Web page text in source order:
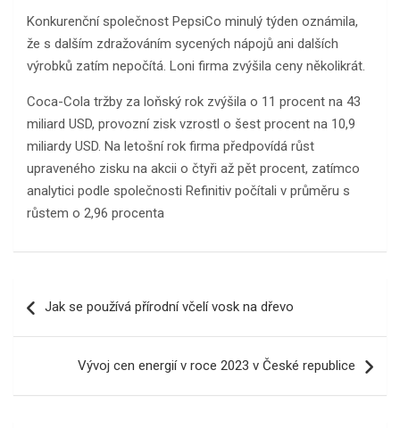
Konkurenční společnost PepsiCo minulý týden oznámila,
že s dalším zdražováním sycených nápojů ani dalších
výrobků zatím nepočítá. Loni firma zvýšila ceny několikrát.
Coca-Cola tržby za loňský rok zvýšila o 11 procent na 43
miliard USD, provozní zisk vzrostl o šest procent na 10,9
miliardy USD. Na letošní rok firma předpovídá růst
upraveného zisku na akcii o čtyři až pět procent, zatímco
analytici podle společnosti Refinitiv počítali v průměru s
růstem o 2,96 procenta
proJak se používá přírodní včelí vosk na dřevo
Vývoj cen energií v roce 2023 v České republice